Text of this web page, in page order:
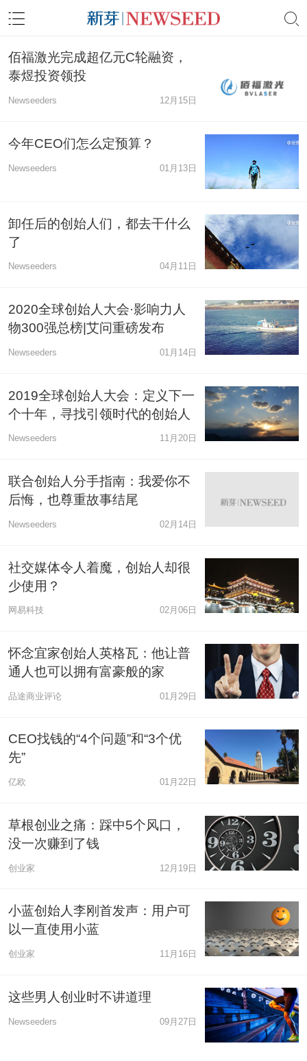
佰福激光完成超亿元C轮融资，
泰煜投资领投
Newseeders 12月15日
今年CEO们怎么定预算？
Newseeders 01月13日
卸任后的创始人们，都去干什么
了
Newseeders 04月11日
2020全球创始人大会·影响力人
物300强总榜|艾问重磅发布
Newseeders 01月14日
2019全球创始人大会：定义下一
个十年，寻找引领时代的创始人
Newseeders 11月20日
联合创始人分手指南：我爱你不
后悔，也尊重故事结尾
Newseeders 02月14日
社交媒体令人着魔，创始人却很
少使用？
网易科技 02月06日
怀念宜家创始人英格瓦：他让普
通人也可以拥有富豪般的家
品途商业评论 01月29日
CEO找钱的“4个问题”和“3个优
先”
亿欧 01月22日
草根创业之痛：踩中5个风口，
没一次赚到了钱
创业家 12月19日
小蓝创始人李刚首发声：用户可
以一直使用小蓝
创业家 11月16日
这些男人创业时不讲道理
Newseeders 09月27日